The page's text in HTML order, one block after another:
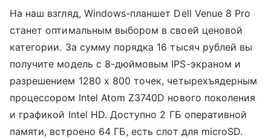
На наш взгляд, Windows-планшет Dell Venue 8 Pro
станет оптимальным выбором в своей ценовой
категории. За сумму порядка 16 тысяч рублей вы
получите модель с 8-дюймовым IPS-экраном и
разрешением 1280 х 800 точек, четырехъядерным
процессором Intel Atom Z3740D нового поколения
и графикой Intel HD. Доступно 2 ГБ оперативной
памяти, встроено 64 ГБ, есть слот для microSD.